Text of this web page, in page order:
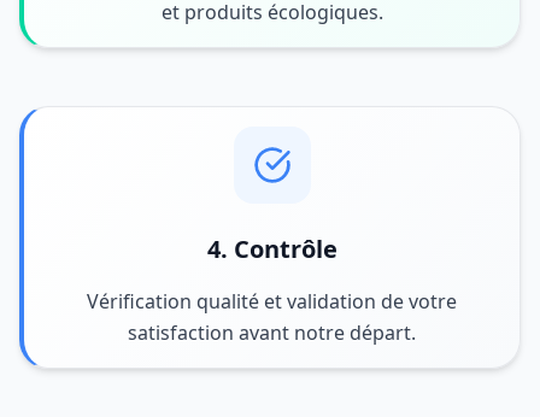
et produits écologiques.
4. Contrôle
Vérification qualité et validation de votre
satisfaction avant notre départ.